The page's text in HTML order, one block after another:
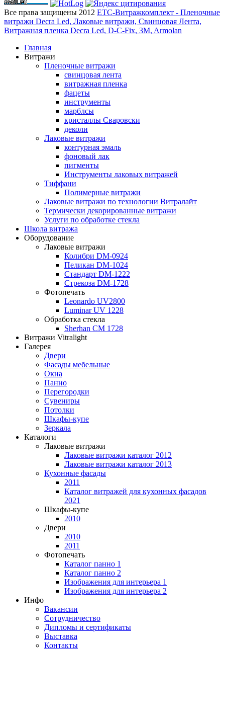
Все права защищены 2012 ЕТС-Витражкомплект - Пленочные
витражи Decra Led, Лаковые витражи, Свинцовая Лента,
Витражная пленка Decra Led, D-C-Fix, 3M, Armolan
Главная
Витражи
Пленочные витражи
свинцовая лента
витражная пленка
фацеты
инструменты
марблсы
кристаллы Сваровски
деколи
Лаковые витражи
контурная эмаль
фоновый лак
пигменты
Инструменты лаковых витражей
Тиффани
Полимерные витражи
Лаковые витражи по технологии Витралайт
Термически декорированные витражи
Услуги по обработке стекла
Школа витража
Оборудование
Лаковые витражи
Колибри DM-0924
Пеликан DM-1024
Стандарт DM-1222
Стрекоза DM-1728
Фотопечать
Leonardo UV2800
Luminar UV 1228
Обработка стекла
Sherhan CM 1728
Витражи Vitralight
Галерея
Двери
Фасады мебельные
Окна
Панно
Перегородки
Сувениры
Потолки
Шкафы-купе
Зеркала
Каталоги
Лаковые витражи
Лаковые витражи каталог 2012
Лаковые витражи каталог 2013
Кухонные фасады
2011
Каталог витражей для кухонных фасадов
2021
Шкафы-купе
2010
Двери
2010
2011
Фотопечать
Каталог панно 1
Каталог панно 2
Изображения для интерьера 1
Изображения для интерьера 2
Инфо
Вакансии
Сотрудничество
Дипломы и сертификаты
Выставка
Контакты